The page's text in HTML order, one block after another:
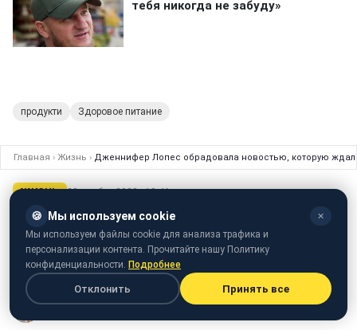
продукти Здоровое питание
Главная › Жизнь › Дженнифер Лопес обрадовала новостью, которую
ЖИЗНЬ 28 ноября 2023 · 13:46
Дженнифер Лопес обрадовала
новостью, которую ждали 20 лет! При
чем здесь Бен Аффлек
Юлия Любченко
🍪 Мы используем cookie ✕
Мы используем файлы cookie для анализа трафика и
персонализации контента. Прочитайте нашу Политику
конфиденциальности. Подробнее
Отклонить Принять все